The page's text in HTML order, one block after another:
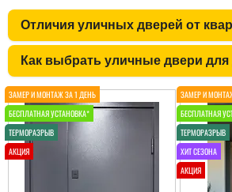
та
Отличия уличных дверей от
Как выбрать уличные двери